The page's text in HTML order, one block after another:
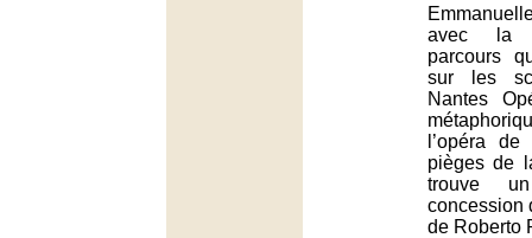
avec la
parcours
sur les
Nantes
l’opéra
pièges de
trouve
concession
de Roberto